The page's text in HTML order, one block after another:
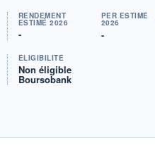
RENDEMENT
ESTIMÉ 2026
-
PER ESTIMÉ
2026
-
ÉLIGIBILITÉ
Non éligible
Boursobank